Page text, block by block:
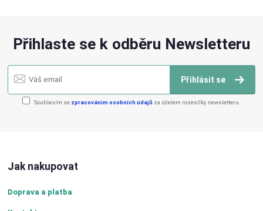
Přihlaste se k odběru Newsletteru
Přihlásit se
Souhlasím se zpracováním osobních údajů za účelem rozesílky newsletteru.
Jak nakupovat
Doprava a platba